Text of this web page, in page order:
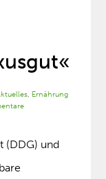
, Ernährung
(DDG) und